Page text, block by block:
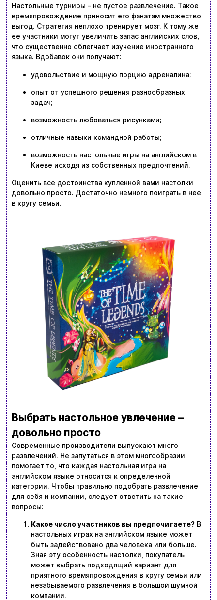
Настольные турниры – не пустое развлечение. Такое
времяпровождение приносит его фанатам множество
выгод. Стратегия неплохо тренирует мозг. К тому же
ее участники могут увеличить запас английских слов,
что существенно облегчает изучение иностранного
языка. Вдобавок они получают:
удовольствие и мощную порцию адреналина;
опыт от успешного решения разнообразных
задач;
возможность любоваться рисунками;
отличные навыки командной работы;
возможность настольные игры на английском в
Киеве исходя из собственных предпочтений.
Оценить все достоинства купленной вами настолки
довольно просто. Достаточно немного поиграть в нее
в кругу семьи.
Выбрать настольное увлечение –
довольно просто
Современные производители выпускают много
развлечений. Не запутаться в этом многообразии
помогает то, что каждая настольная игра на
английском языке относится к определенной
категории. Чтобы правильно подобрать развлечение
для себя и компании, следует ответить на такие
вопросы:
Какое число участников вы предпочитаете?В
настольных играх на английском языке может
быть задействовано два человека или больше.
Зная эту особенность настолки, покупатель
может выбрать подходящий вариант для
приятного времяпровождения в кругу семьи или
незабываемого развлечения в большой шумной
компании.